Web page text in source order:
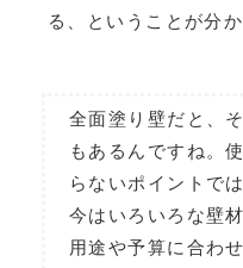
る、ということが分か
全面塗り壁だと、
もあるんですね。
らないポイントで
今はいろいろな壁
用途や予算に合わ